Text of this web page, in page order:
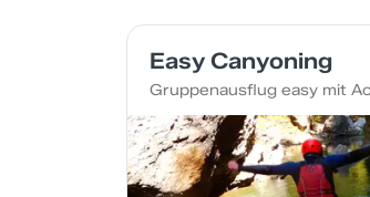
Easy Canyoning
Gruppenausflug easy mit